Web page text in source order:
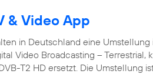
& Video App
in Deutschland eine Umstellung
Video Broadcasting – Terrestrial,
T2 HD ersetzt. Die Umstellung